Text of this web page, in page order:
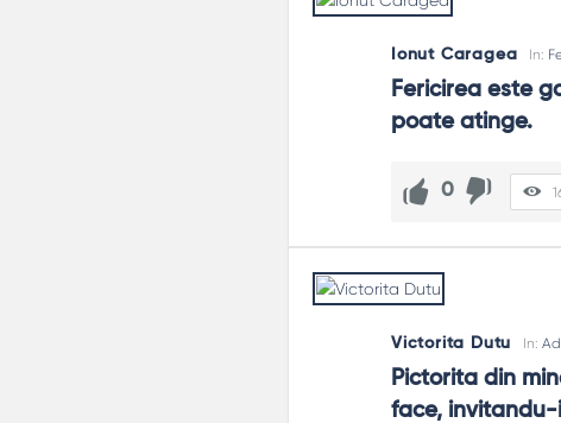
Ionut Caragea In:
Fericirea este
poate atinge.
0
Victorita Dutu In:
Pictorita din
face, invitandu-